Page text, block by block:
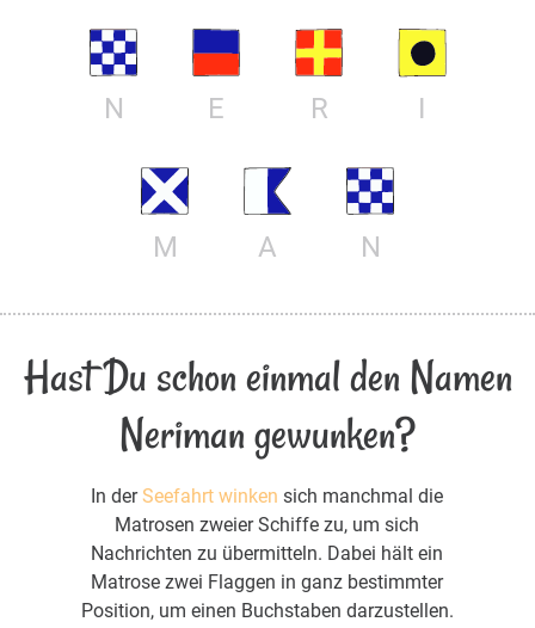
N E R I
M A N
Hast Du schon einmal den Namen
Neriman gewunken?
In derSeefahrt winken sich manchmal die
Matrosen zweier Schiffe zu, um sich
Nachrichten zu übermitteln. Dabei hält ein
Matrose zwei Flaggen in ganz bestimmter
Position, um einen Buchstaben darzustellen.